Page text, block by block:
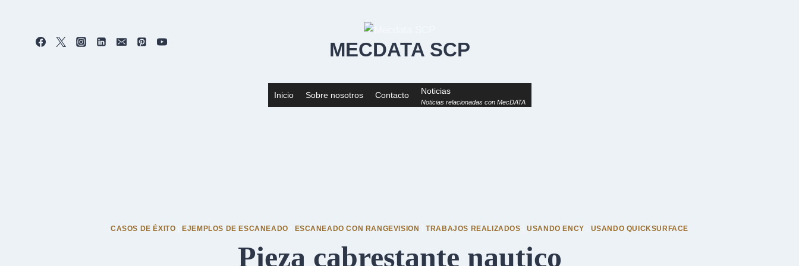
contenido
MECDATA SCP
Inicio Sobre nosotros Contacto Noticias
Noticias relacionadas con MecDATA
CASOS DE ÉXITO EJEMPLOS DE ESCANEADO ESCANEADO CON RANGEVISION |TRABAJOS REALIZADOS |USANDO ENCY USANDO QUICKSURFACE
Pieza cabrestante nautico